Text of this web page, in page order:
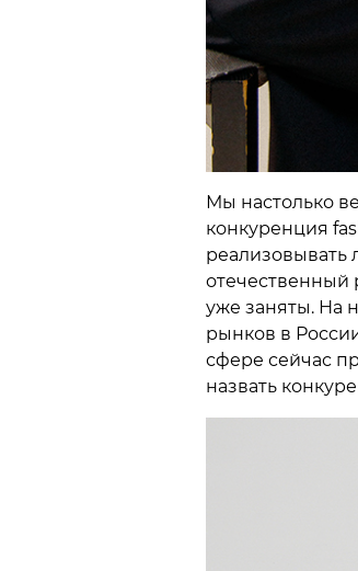
Мы настолько
конкуренция
реализовывать
уже заняты. На
рынков в
сфере сейчас
назвать